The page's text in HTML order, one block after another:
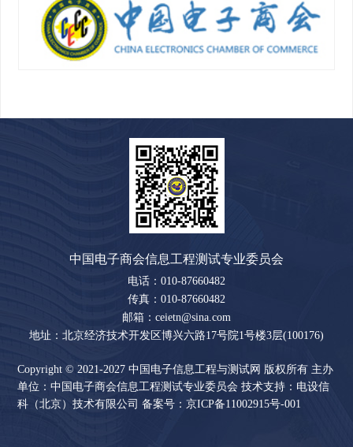
中国电子商会信息工程测试专业委员会
电话：010-87660482
传真：010-87660482
邮箱：ceietn@sina.com
地址：北京经济技术开发区博兴六路17号院1号楼3层(100176)
Copyright © 2021-2027 中国电子信息工程与测试网 版权所有 主办
单位：中国电子商会信息工程测试专业委员会 技术支持：电设信
科（北京）技术有限公司 备案号：京ICP备11002915号-001